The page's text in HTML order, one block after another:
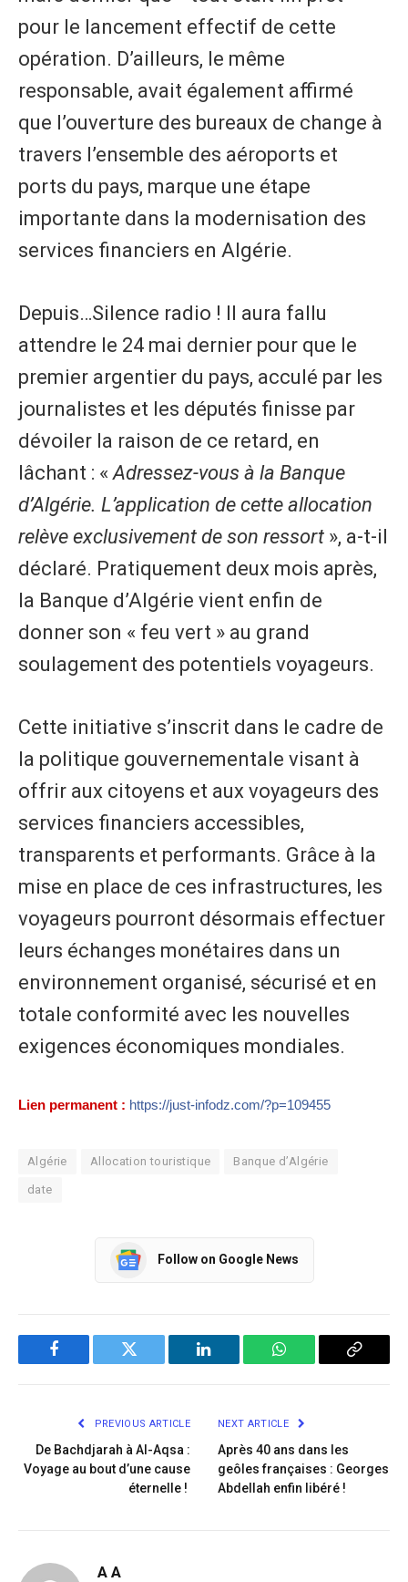
pour le lancement effectif de cette
opération. D’ailleurs, le même
responsable, avait également affirmé
que l’ouverture des bureaux de change à
travers l’ensemble des aéroports et
ports du pays, marque une étape
importante dans la modernisation des
services financiers en Algérie.
Depuis…Silence radio ! Il aura fallu
attendre le 24 mai dernier pour que le
premier argentier du pays, acculé par les
journalistes et les députés finisse par
dévoiler la raison de ce retard, en
lâchant : «Adressez-vous à la Banque
d’Algérie. L’application de cette allocation
relève exclusivement de son ressort », a-t-il
déclaré. Pratiquement deux mois après,
la Banque d’Algérie vient enfin de
donner son « feu vert » au grand
soulagement des potentiels voyageurs.
Cette initiative s’inscrit dans le cadre de
la politique gouvernementale visant à
offrir aux citoyens et aux voyageurs des
services financiers accessibles,
transparents et performants. Grâce à la
mise en place de ces infrastructures, les
voyageurs pourront désormais effectuer
leurs échanges monétaires dans un
environnement organisé, sécurisé et en
totale conformité avec les nouvelles
exigences économiques mondiales.
Lien permanent : https://just-infodz.com/?p=109455
Algérie Allocation touristique Banque d’Algérie
date
Follow on Google News
Facebook Twitter LinkedIn WhatsApp Copy
PREVIOUS ARTICLE
De Bachdjarah à Al-Aqsa :
Voyage au bout d’une cause
éternelle !
NEXT ARTICLE
Après 40 ans dans les
geôles françaises : Georges
Abdellah enfin libéré !
A A